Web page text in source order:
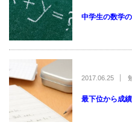
中学生の数学
2017.06.25
最下位から成